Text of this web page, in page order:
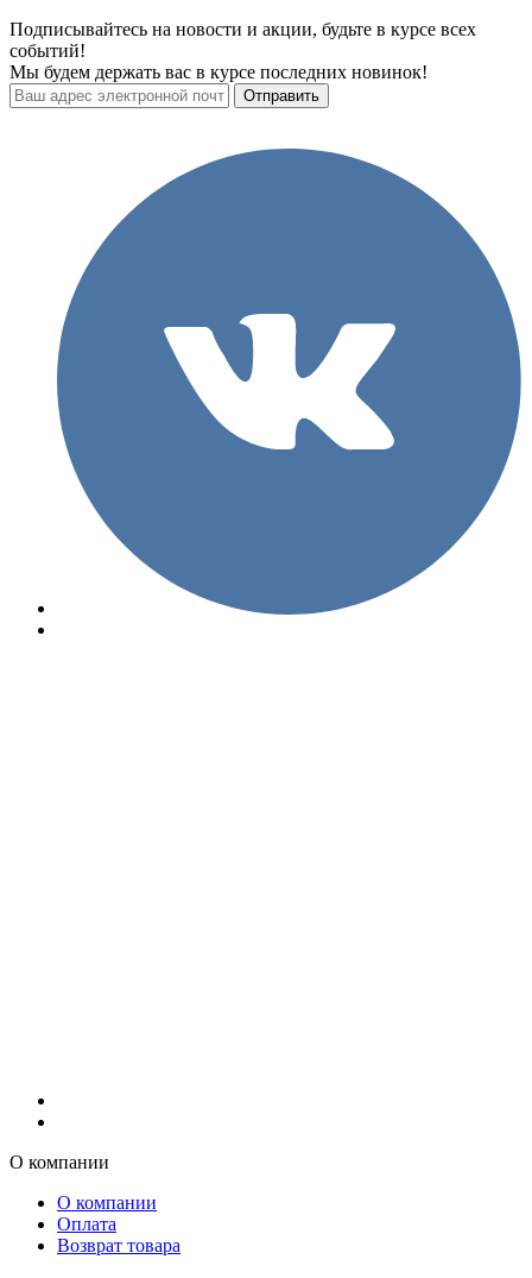
Подписывайтесь на новости и акции, будьте в курсе всех
событий!
Мы будем держать вас в курсе последних новинок!
О компании
О компании
Оплата
Возврат товара